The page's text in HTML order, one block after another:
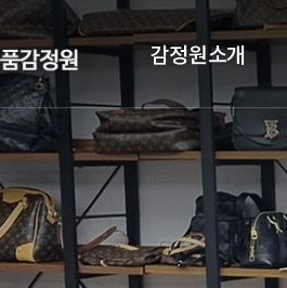
감정원소개
인사말
자격증
조직현황
PROFILE